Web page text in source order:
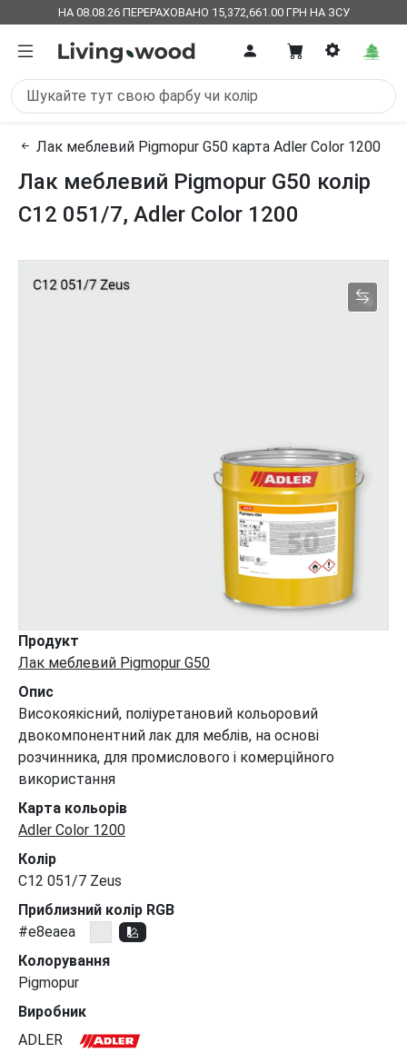
НА 08.08.26 ПЕРЕРАХОВАНО 15,372,661.00 ГРН НА ЗСУ
Лак меблевий Pigmopur G50 карта Adler Color 1200
Лак меблевий Pigmopur G50 колір
C12 051/7, Adler Color 1200
Продукт
Лак меблевий Pigmopur G50
Опис
Високоякісний, поліуретановий кольоровий
двокомпонентний лак для меблів, на основі
розчинника, для промислового і комерційного
використання
Карта кольорів
Adler Color 1200
Колір
C12 051/7 Zeus
Приблизний колір RGB
#e8eaea
Колорування
Pigmopur
Виробник
ADLER